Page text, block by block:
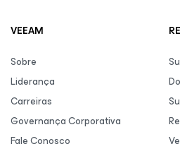
VEEAM
Sobre
Liderança
Carreiras
Governança Corporativa